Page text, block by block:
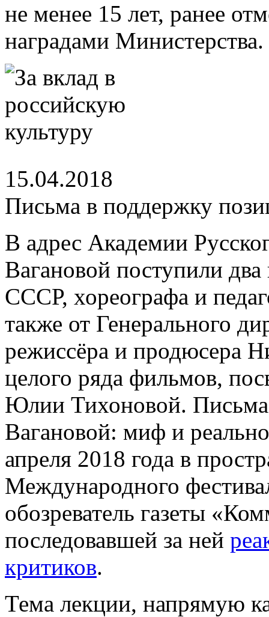
не менее 15 лет, ранее
наградами Министерства.
15.04.2018
Письма в поддержку
В адрес Академии
Вагановой поступили
СССР, хореографа и
также от Генерального
режиссёра и продюсера
целого ряда фильмов,
Юлии Тихоновой. Письма
Вагановой: миф и
апреля 2018 года в
Международного
обозреватель газеты
последовавшей за ней
критиков.
Тема лекции, напрямую